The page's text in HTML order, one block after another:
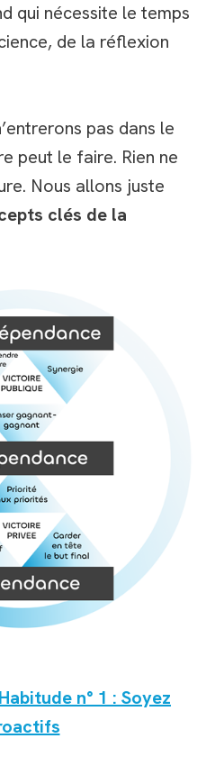
qui nécessite le temps
de la réflexion
pas dans le
peut le faire. Rien ne
Nous allons juste
clés de la
Habitude n° 1 : Soyez